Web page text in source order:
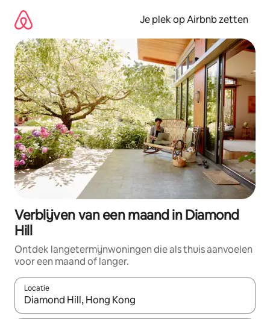
direct
naar
inhoud
Je plek op Airbnb zetten
Verblijven van een maand in Diamond
Hill
Ontdek langetermijnwoningen die als thuis aanvoelen
voor een maand of langer.
Locatie
Wanneer er resultaten beschikbaar zijn, maak je een keuze